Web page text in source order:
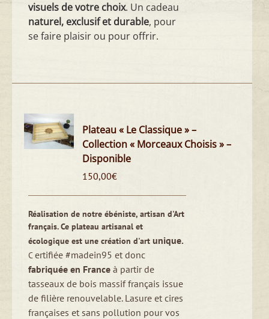
visuels de votre choix. Un cadeau
naturel, exclusif et durable, pour
se faire plaisir ou pour offrir.
Plateau « Le Classique » –
Collection « Morceaux Choisis » –
Disponible
150,00€
Réalisation de notre ébéniste, artisan d'Art
français.Ce plateau artisanal et
écologique est une création d'artunique.
Certifiée #madein95 et donc
fabriquée en Franceà partir de
tasseaux de bois massif français issue
de filière renouvelable. Lasure et cires
françaises et sans pollution pour vos